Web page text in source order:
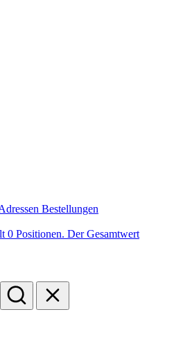
Bestellungen
0 Positionen. Der Gesamtwert